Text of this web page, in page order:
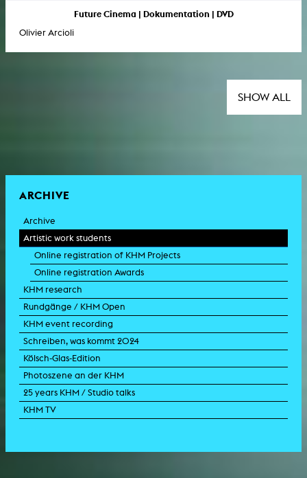
Future Cinema | Dokumentation | DVD
Olivier Arcioli
SHOW ALL
ARCHIVE
Archive
Artistic work students
Online registration of KHM Projects
Online registration Awards
KHM research
Rundgänge / KHM Open
KHM event recording
Schreiben, was kommt 2024
Kölsch-Glas-Edition
Photoszene an der KHM
25 years KHM / Studio talks
KHM TV